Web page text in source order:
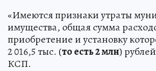
«Имеются признаки утраты
имущества, общая сумма
приобретение и установку
2 016,5 тыс. (то есть 2 млн)
КСП.